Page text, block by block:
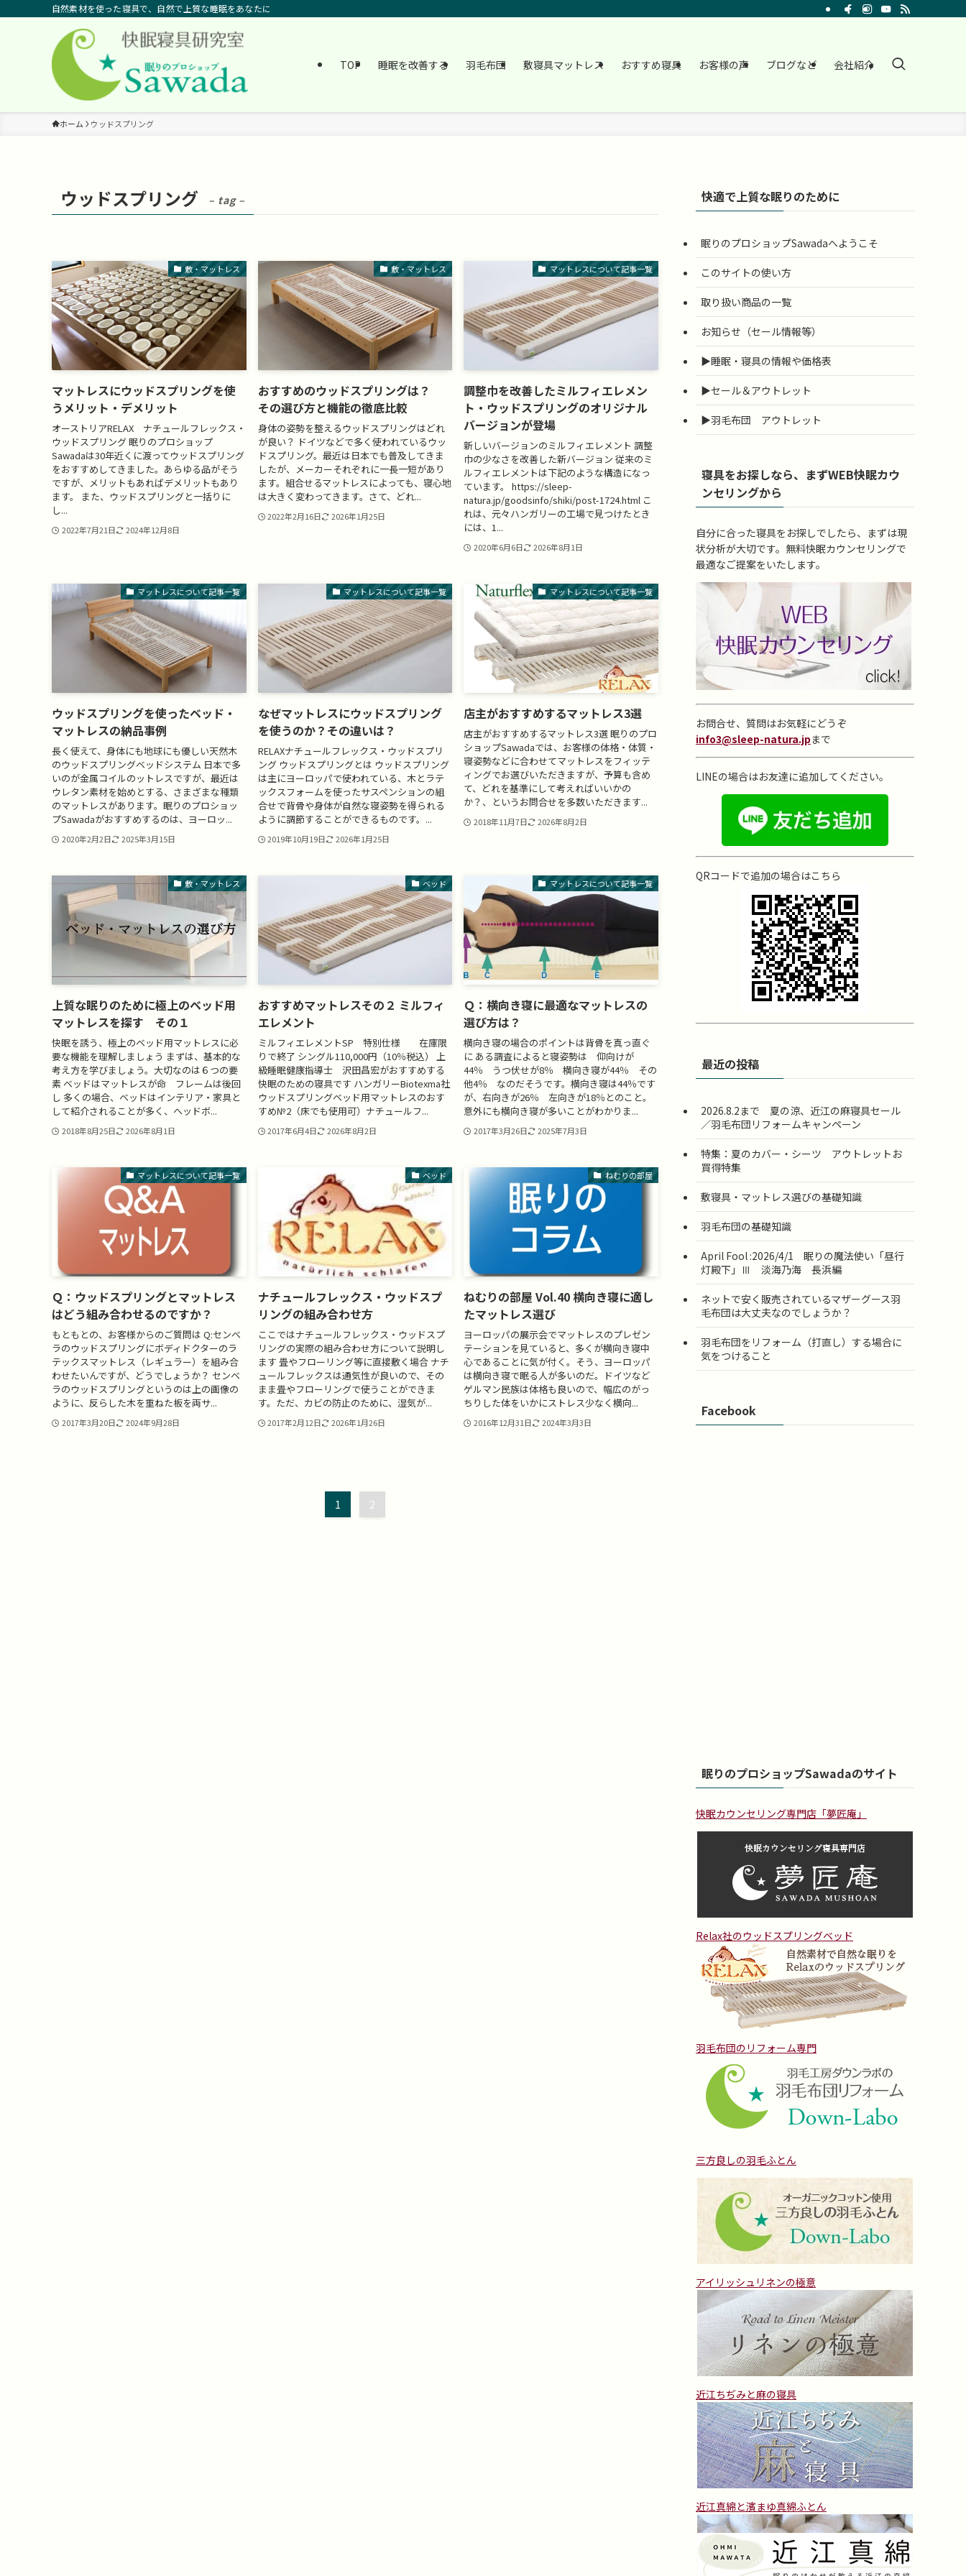
自然素材を使った寝具で、自然で上質な睡眠をあなたに
TOP 睡眠を改善する 羽毛布団 敷寝具マットレス おすすめ寝具 お客様の声 ブログなど 会社紹介
ホーム ウッドスプリング
ウッドスプリング – tag –
敷・マットレス
マットレスにウッドスプリングを使
うメリット・デメリット
オーストリアRELAX ナチュールフレックス・
ウッドスプリング 眠りのプロショップ
Sawadaは30年近くに渡ってウッドスプリング
をおすすめしてきました。あらゆる品がそう
ですが、メリットもあればデメリットもあり
ます。 また、ウッドスプリングと一括りに
し...
2022年7月21日 2024年12月8日
敷・マットレス
おすすめのウッドスプリングは？
その選び方と機能の徹底比較
身体の姿勢を整えるウッドスプリングはどれ
が良い？ ドイツなどで多く使われているウッ
ドスプリング。最近は日本でも普及してきま
したが、メーカーそれぞれに一長一短があり
ます。組合せるマットレスによっても、寝心地
は大きく変わってきます。さて、どれ...
2022年2月16日 2026年1月25日
マットレスについて記事一覧
調整巾を改善したミルフィエレメン
ト・ウッドスプリングのオリジナル
バージョンが登場
新しいバージョンのミルフィエレメント 調整
巾の少なさを改善した新バージョン 従来のミ
ルフィエレメントは下記のような構造になっ
ています。 https://sleep-
natura.jp/goodsinfo/shiki/post-1724.html こ
れは、元々ハンガリーの工場で見つけたとき
には、1...
2020年6月6日 2026年8月1日
マットレスについて記事一覧
ウッドスプリングを使ったベッド・
マットレスの納品事例
長く使えて、身体にも地球にも優しい天然木
のウッドスプリングベッドシステム 日本で多
いのが金属コイルのットレスですが、最近は
ウレタン素材を始めとする、さまざまな種類
のマットレスがあります。眠りのプロショッ
プSawadaがおすすめするのは、ヨーロッ...
2020年2月2日 2025年3月15日
マットレスについて記事一覧
なぜマットレスにウッドスプリング
を使うのか？その違いは？
RELAXナチュールフレックス・ウッドスプリ
ング ウッドスプリングとは ウッドスプリング
は主にヨーロッパで使われている、木とラテ
ックスフォームを使ったサスペンションの組
合せで背骨や身体が自然な寝姿勢を得られる
ように調節することができるものです。...
2019年10月19日 2026年1月25日
マットレスについて記事一覧
店主がおすすめするマットレス3選
店主がおすすめするマットレス3選 眠りのプロ
ショップSawadaでは、お客様の体格・体質・
寝姿勢などに合わせてマットレスをフィッテ
ィングでお選びいただきますが、予算も含め
て、どれを基準にして考えればいいかの
か？、というお問合せを多数いただきます...
2018年11月7日 2026年8月2日
敷・マットレス
上質な眠りのために極上のベッド用
マットレスを探す その１
快眠を誘う、極上のベッド用マットレスに必
要な機能を理解しましょう まずは、基本的な
考え方を学びましょう。大切なのは６つの要
素 ベッドはマットレスが命 フレームは後回
し 多くの場合、ベッドはインテリア・家具と
して紹介されることが多く、ヘッドボ...
2018年8月25日 2026年8月1日
ベッド
おすすめマットレスその２ ミルフィ
エレメント
ミルフィエレメントSP 特別仕様 在庫限
りで終了 シングル110,000円（10％税込） 上
級睡眠健康指導士 沢田昌宏がおすすめする
快眠のための寝具です ハンガリーBiotexma社
ウッドスプリングベッド用マットレスのおす
すめ№2（床でも使用可）ナチュールフ...
2017年6月4日 2026年8月2日
マットレスについて記事一覧
Ｑ：横向き寝に最適なマットレスの
選び方は？
横向き寝の場合のポイントは背骨を真っ直ぐ
に ある調査によると寝姿勢は 仰向けが
44％ うつ伏せが8％ 横向き寝が44％ その
他4％ なのだそうです。横向き寝は44％です
が、右向きが26％ 左向きが18％とのこと。
意外にも横向き寝が多いことがわかりま...
2017年3月26日 2025年7月3日
マットレスについて記事一覧
Ｑ：ウッドスプリングとマットレス
はどう組み合わせるのですか？
もともとの、お客様からのご質問は Q:センベ
ラのウッドスプリングにボディドクターのラ
テックスマットレス（レギュラー）を組み合
わせたいんですが、どうでしょうか？ センベ
ラのウッドスプリングというのは上の画像の
ように、反らした木を重ねた板を両サ...
2017年3月20日 2024年9月28日
ベッド
ナチュールフレックス・ウッドスプ
リングの組み合わせ方
ここではナチュールフレックス・ウッドスプ
リングの実際の組み合わせ方について説明し
ます 畳やフローリング等に直接敷く場合 ナチ
ュールフレックスは通気性が良いので、その
まま畳やフローリングで使うことができま
す。ただ、カビの防止のために、湿気が...
2017年2月12日 2026年1月26日
ねむりの部屋
ねむりの部屋 Vol.40 横向き寝に適し
たマットレス選び
ヨーロッパの展示会でマットレスのプレゼン
テーションを見ていると、多くが横向き寝中
心であることに気が付く。そう、ヨーロッパ
は横向き寝で眠る人が多いのだ。ドイツなど
ゲルマン民族は体格も良いので、幅広のがっ
ちりした体をいかにストレス少なく横向...
2016年12月31日 2024年3月3日
1 2
快適で上質な眠りのために
眠りのプロショップSawadaへようこそ
このサイトの使い方
取り扱い商品の一覧
お知らせ（セール情報等）
▶睡眠・寝具の情報や価格表
▶セール＆アウトレット
▶羽毛布団 アウトレット
寝具をお探しなら、まずWEB快眠カウ
ンセリングから
自分に合った寝具をお探しでしたら、まずは現
状分析が大切です。無料快眠カウンセリングで
最適なご提案をいたします。
お問合せ、質問はお気軽にどうぞ
info3@sleep-natura.jpまで
LINEの場合はお友達に追加してください。
QRコードで追加の場合はこちら
最近の投稿
2026.8.2まで 夏の涼、近江の麻寝具セール
／羽毛布団リフォームキャンペーン
特集：夏のカバー・シーツ アウトレットお
買得特集
敷寝具・マットレス選びの基礎知識
羽毛布団の基礎知識
April Fool :2026/4/1 眠りの魔法使い「昼行
灯殿下」Ⅲ 淡海乃海 長浜編
ネットで安く販売されているマザーグース羽
毛布団は大丈夫なのでしょうか？
羽毛布団をリフォーム（打直し）する場合に
気をつけること
Facebook
眠りのプロショップSawadaのサイト
快眠カウンセリング専門店「夢匠庵」
Relax社のウッドスプリングベッド
羽毛布団のリフォーム専門
三方良しの羽毛ふとん
アイリッシュリネンの極意
近江ちぢみと麻の寝具
近江真綿と濱まゆ真綿ふとん